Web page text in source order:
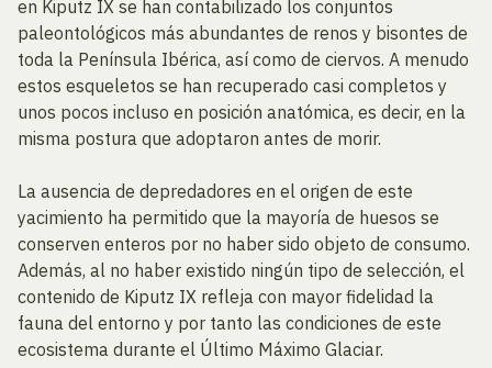
en Kiputz IX se han contabilizado los conjuntos
paleontológicos más abundantes de renos y bisontes de
toda la Península Ibérica, así como de ciervos. A menudo
estos esqueletos se han recuperado casi completos y
unos pocos incluso en posición anatómica, es decir, en la
misma postura que adoptaron antes de morir.
La ausencia de depredadores en el origen de este
yacimiento ha permitido que la mayoría de huesos se
conserven enteros por no haber sido objeto de consumo.
Además, al no haber existido ningún tipo de selección, el
contenido de Kiputz IX refleja con mayor fidelidad la
fauna del entorno y por tanto las condiciones de este
ecosistema durante el Último Máximo Glaciar.